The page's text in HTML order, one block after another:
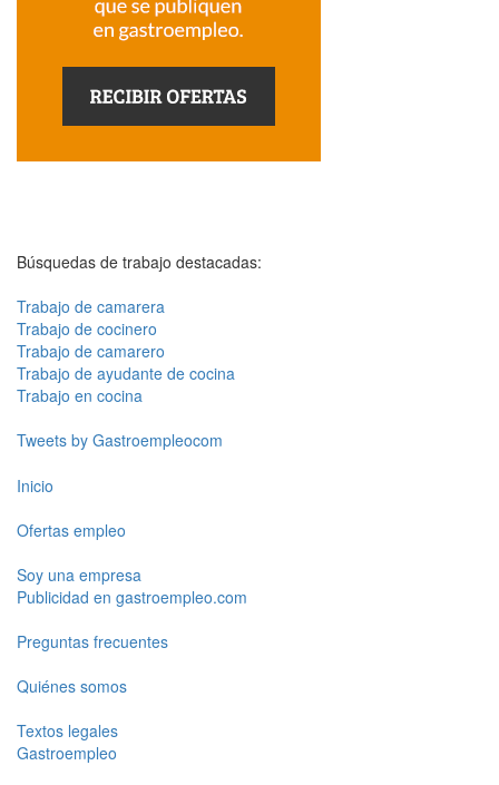
Búsquedas de trabajo destacadas:
Trabajo de camarera
Trabajo de cocinero
Trabajo de camarero
Trabajo de ayudante de cocina
Trabajo en cocina
Tweets by Gastroempleocom
Inicio
Ofertas empleo
Soy una empresa
Publicidad en gastroempleo.com
Preguntas frecuentes
Quiénes somos
Textos legales
Gastroempleo